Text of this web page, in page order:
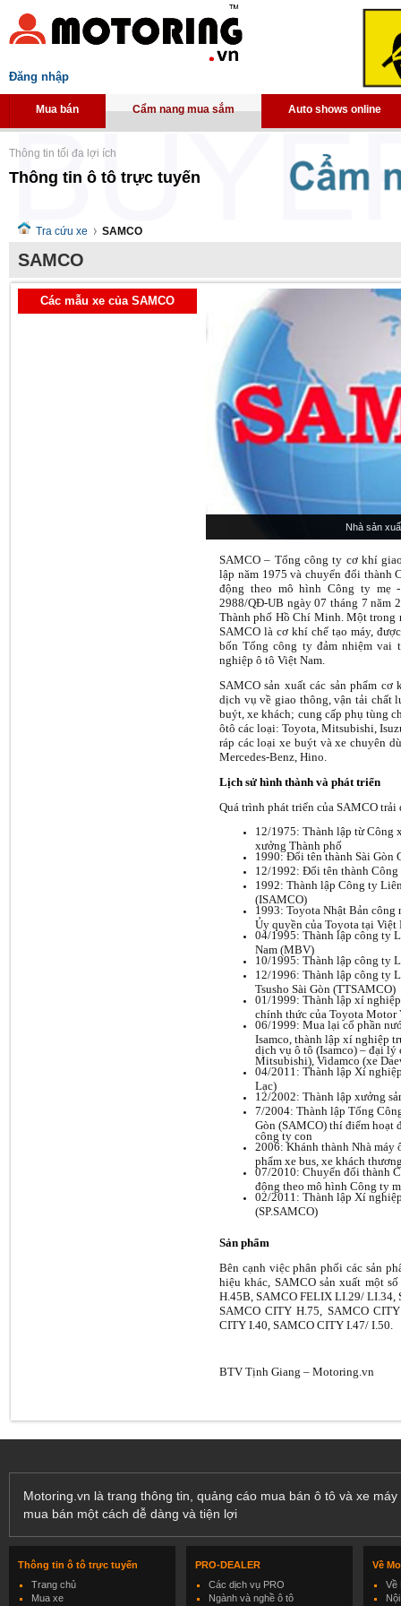
Đăng nhập
Mua bán Cẩm nang mua sắm Auto shows online
Thông tin tối đa lợi ích
Thông tin ô tô trực tuyến
Tra cứu xe SAMCO
SAMCO
Các mẫu xe của SAMCO
Nhà sản
SAMCO – Tổng công ty cơ khí
lập năm 1975 và chuyển đổi thành
động theo mô hình Công ty mẹ
2988/QĐ-UB ngày 07 tháng 7 năm
Thành phố Hồ Chí Minh. Một trong
SAMCO là cơ khí chế tạo máy,
bốn Tổng công ty đảm nhiệm vai
nghiệp ô tô Việt Nam.
SAMCO sản xuất các sản phẩm
dịch vụ về giao thông, vận tải chất
buýt, xe khách; cung cấp phụ tùng
ôtô các loại: Toyota, Mitsubishi,
ráp các loại xe buýt và xe chuyên
Mercedes-Benz, Hino.
Lịch sử hình thành và phát triển
Quá trình phát triển của SAMCO trải
12/1975: Thành lập từ Công
xưởng Thành phố
1990: Đổi tên thành Sài Gòn
12/1992: Đổi tên thành
1992: Thành lập Công ty
(ISAMCO)
1993: Toyota Nhật Bản công
Ủy quyền của Toyota tại Việt
04/1995: Thành lập công ty
Nam (MBV)
10/1995: Thành lập công ty
12/1996: Thành lập công ty
Tsusho Sài Gòn (TTSAMCO)
01/1999: Thành lập xí
chính thức của Toyota Motor
06/1999: Mua lại cổ phần
Isamco, thành lập xí nghiệp
dịch vụ ô tô (Isamco) – đại lý
Mitsubishi), Vidamco (xe
04/2011: Thành lập Xí
Lạc)
12/2002: Thành lập xưởng
7/2004: Thành lập Tổng
Gòn (SAMCO) thí điểm hoạt
công ty con
2006: Khánh thành Nhà máy
phẩm xe bus, xe khách
07/2010: Chuyển đổi thành
động theo mô hình Công ty
02/2011: Thành lập Xí
(SP.SAMCO)
Sản phẩm
Bên cạnh việc phân phối các sản
hiệu khác, SAMCO sản xuất một
H.45B, SAMCO FELIX LI.29/ LI.34,
SAMCO CITY H.75, SAMCO
CITY I.40, SAMCO CITY I.47/ I.50.
BTV Tịnh Giang – Motoring.vn
Motoring.vn là trang thông tin, quảng cáo mua bán ô tô và xe
mua bán một cách dễ dàng và tiện lợi
Thông tin ô tô trực tuyến
Trang chủ
Mua xe
PRO-DEALER
Các dịch vụ PRO
Ngành và nghề ô tô
Về
Về